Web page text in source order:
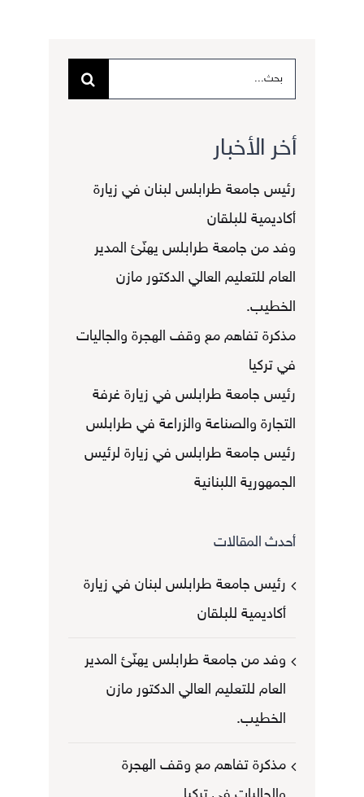
البحث
عن:
أخر الأخبار
رئيس جامعة طرابلس لبنان في زيارة
أكاديمية للبلقان
وفد من جامعة طرابلس يهنّئ المدير
العام للتعليم العالي الدكتور مازن
الخطيب.
مذكرة تفاهم مع وقف الهجرة والجاليات
في تركيا
رئيس جامعة طرابلس في زيارة غرفة
التجارة والصناعة والزراعة في طرابلس
رئيس جامعة طرابلس في زيارة لرئيس
الجمهورية اللبنانية
أحدث المقالات
رئيس جامعة طرابلس لبنان في زيارة
أكاديمية للبلقان
وفد من جامعة طرابلس يهنّئ المدير
العام للتعليم العالي الدكتور مازن
الخطيب.
مذكرة تفاهم مع وقف الهجرة